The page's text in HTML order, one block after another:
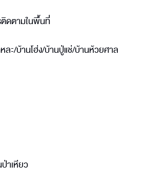
ติดตามในพื้นที่
ะ/บ้านโฮ่ง/บ้านปู่แช่/บ้านห้วยศาล
าเหียว